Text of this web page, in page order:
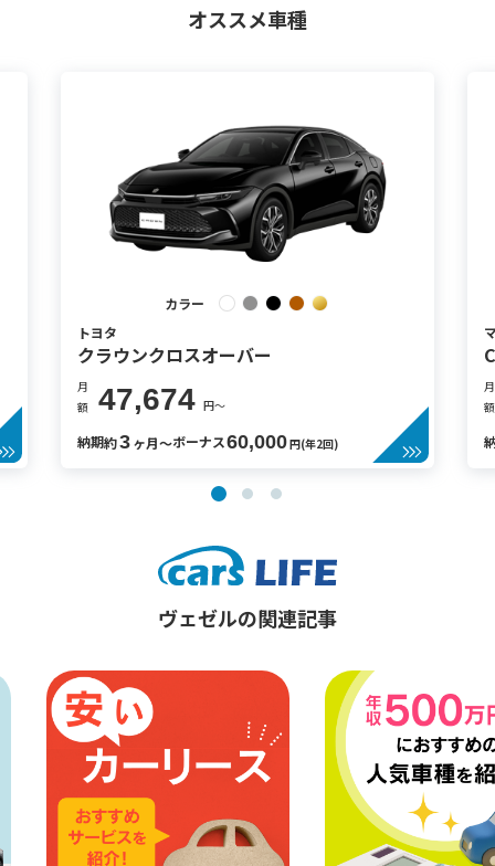
オススメ車種
カラー
トヨタ
クラウンクロスオーバー
月
額 47,674 円〜
納期約3ヶ月〜ボーナス60,000円(年2回)
月
額
ヴェゼルの関連記事